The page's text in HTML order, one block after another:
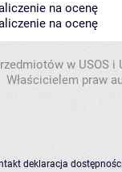
na ocenę
na ocenę
w USOS
Właścicielem praw
deklaracja